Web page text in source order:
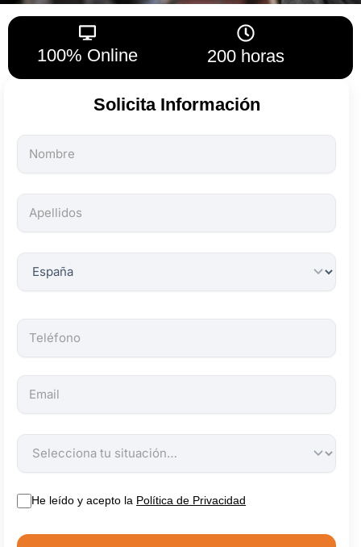
100% Online 200 horas
Solicita Información
Todos
los
son
obligatorios.
He leído y acepto la Política de Privacidad